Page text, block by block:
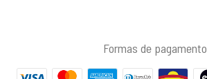
Formas de pagamento